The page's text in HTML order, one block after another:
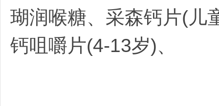
瑚润喉糖、采森钙片(儿
钙咀嚼片(4-13岁)、